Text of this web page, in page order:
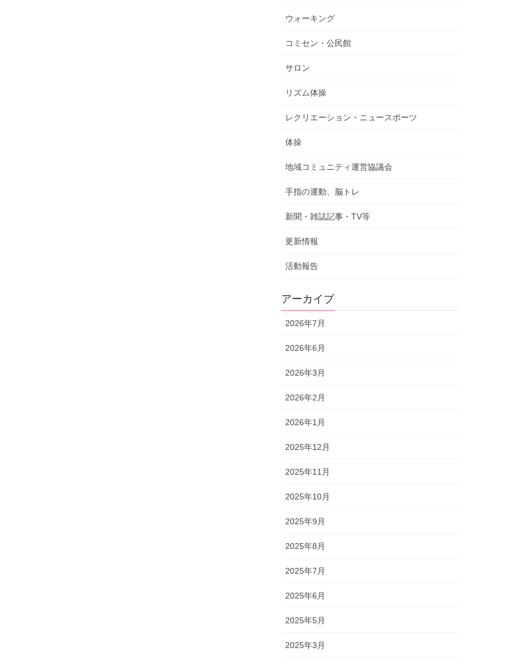
ウォーキング
コミセン・公民館
サロン
リズム体操
レクリエーション・ニュースポーツ
体操
地域コミュニティ運営協議会
手指の運動、脳トレ
新聞・雑誌記事・TV等
更新情報
活動報告
アーカイブ
2026年7月
2026年6月
2026年3月
2026年2月
2026年1月
2025年12月
2025年11月
2025年10月
2025年9月
2025年8月
2025年7月
2025年6月
2025年5月
2025年3月